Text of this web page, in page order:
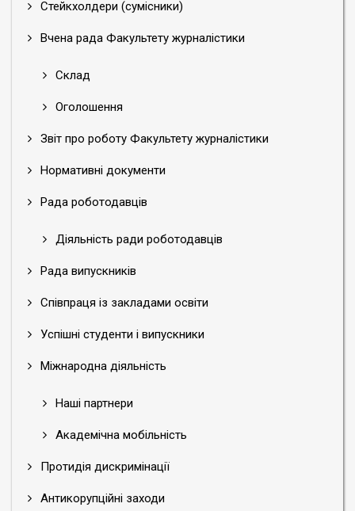
Стейкхолдери (сумісники)
Вчена рада Факультету журналістики
Склад
Оголошення
Звіт про роботу Факультету журналістики
Нормативні документи
Рада роботодавців
Діяльність ради роботодавців
Рада випускників
Співпраця із закладами освіти
Успішні студенти і випускники
Міжнародна діяльність
Наші партнери
Академічна мобільність
Протидія дискримінації
Антикорупційні заходи